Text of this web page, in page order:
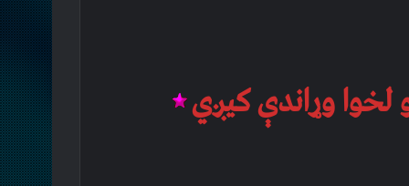
لخوا وړاندې کیږي